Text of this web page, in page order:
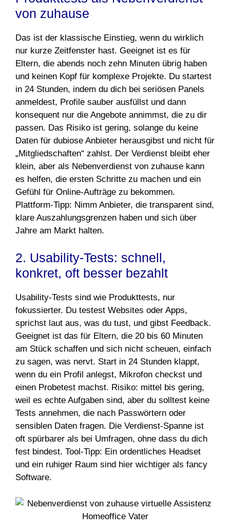
von zuhause
Das ist der klassische Einstieg, wenn du wirklich
nur kurze Zeitfenster hast. Geeignet ist es für
Eltern, die abends noch zehn Minuten übrig haben
und keinen Kopf für komplexe Projekte. Du startest
in 24 Stunden, indem du dich bei seriösen Panels
anmeldest, Profile sauber ausfüllst und dann
konsequent nur die Angebote annimmst, die zu dir
passen. Das Risiko ist gering, solange du keine
Daten für dubiose Anbieter herausgibst und nicht für
„Mitgliedschaften“ zahlst. Der Verdienst bleibt eher
klein, aber als Nebenverdienst von zuhause kann
es helfen, die ersten Schritte zu machen und ein
Gefühl für Online-Aufträge zu bekommen.
Plattform-Tipp: Nimm Anbieter, die transparent sind,
klare Auszahlungsgrenzen haben und sich über
Jahre am Markt halten.
2. Usability-Tests: schnell,
konkret, oft besser bezahlt
Usability-Tests sind wie Produkttests, nur
fokussierter. Du testest Websites oder Apps,
sprichst laut aus, was du tust, und gibst Feedback.
Geeignet ist das für Eltern, die 20 bis 60 Minuten
am Stück schaffen und sich nicht scheuen, einfach
zu sagen, was nervt. Start in 24 Stunden klappt,
wenn du ein Profil anlegst, Mikrofon checkst und
einen Probetest machst. Risiko: mittel bis gering,
weil es echte Aufgaben sind, aber du solltest keine
Tests annehmen, die nach Passwörtern oder
sensiblen Daten fragen. Die Verdienst-Spanne ist
oft spürbarer als bei Umfragen, ohne dass du dich
fest bindest. Tool-Tipp: Ein ordentliches Headset
und ein ruhiger Raum sind hier wichtiger als fancy
Software.